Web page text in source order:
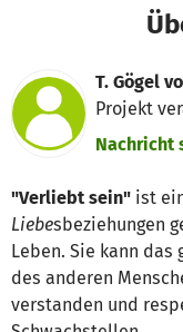
T. Gögel
Projekt
Nachricht
"Verliebt sein" ist
Liebesbeziehungen
Leben. Sie kann das
des anderen
verstanden und